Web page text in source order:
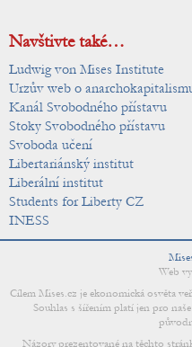
Navštivte také…
Ludwig von Mises Institute
Urzův web o
Kanál Svobodného přístavu
Stoky Svobodného přístavu
Svoboda učení
Libertariánský institut
Liberální institut
Students for Liberty CZ
INESS
Web
Cílem Mises.cz je ekonomická osvěta
Souhlas s šířením platí jen pro
Názory prezentované na těchto